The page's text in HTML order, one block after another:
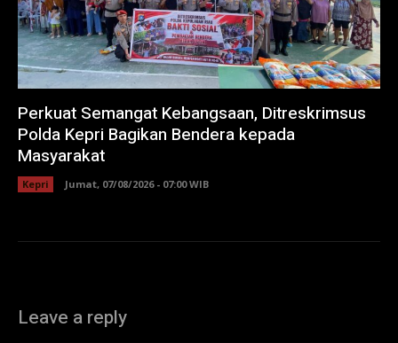
Perkuat Semangat Kebangsaan, Ditreskrimsus
Polda Kepri Bagikan Bendera kepada
Masyarakat
Kepri Jumat, 07/08/2026 - 07:00 WIB
Leave a reply